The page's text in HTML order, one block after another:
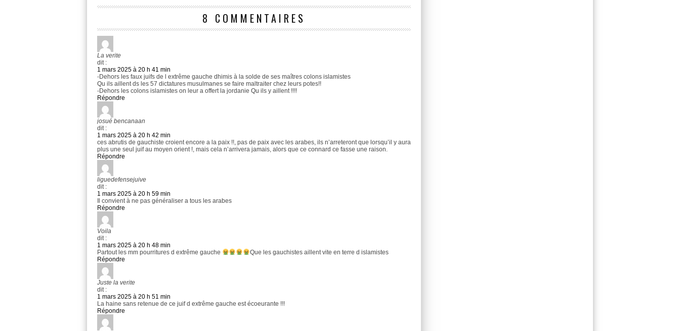
8 COMMENTAIRES
La verite
dit :
1 mars 2025 à 20 h 41 min
-Dehors les faux juifs de l extrême gauche dhimis à la solde de ses maîtres colons islamistes
Qu ils aillent ds les 57 dictatures musulmanes se faire maltraiter chez leurs potes!!
-Dehors les colons islamistes on leur a offert la jordanie Qu ils y aillent !!!!
Répondre
josué bencanaan
dit :
1 mars 2025 à 20 h 42 min
ces abrutis de gauchiste croient encore a la paix !!, pas de paix avec les arabes, ils n’arreteront que lorsqu’il y aura
plus une seul juif au moyen orient !, mais cela n’arrivera jamais, alors que ce connard ce fasse une raison.
Répondre
liguedefensejuive
dit :
1 mars 2025 à 20 h 59 min
Il convient à ne pas généraliser a tous les arabes
Répondre
Voila
dit :
1 mars 2025 à 20 h 48 min
Partout les mm pourritures d extrême gauche
Que les gauchistes aillent vite en terre d islamistes
Répondre
Juste la verite
dit :
1 mars 2025 à 20 h 51 min
La haine sans retenue de ce juif d extrême gauche est écoeurante !!!
Répondre